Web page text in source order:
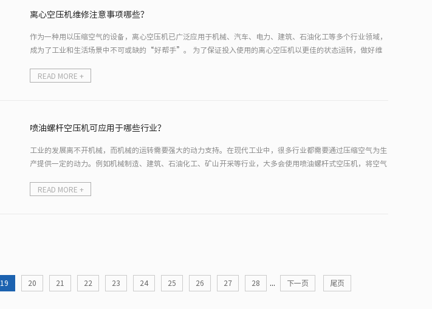
离心空压机维修注意事项哪些？
作为一种用以压缩空气的设备，离心空压机已广泛应用于机械、汽车、电力、建筑、石油化工等多个行业领域，
成为了工业和生活场景中不可或缺的“好帮手”。 为了保证投入使用的离心空压机以更佳的状态运转，做好维
READ MORE +
喷油螺杆空压机可应用于哪些行业？
工业的发展离不开机械，而机械的运转需要强大的动力支持。在现代工业中，很多行业都需要通过压缩空气为生
产提供一定的动力。例如机械制造、建筑、石油化工、矿山开采等行业，大多会使用喷油螺杆式空压机，将空气
READ MORE +
19 20 21 22 23 24 25 26 27 28 ... 下一页 尾页